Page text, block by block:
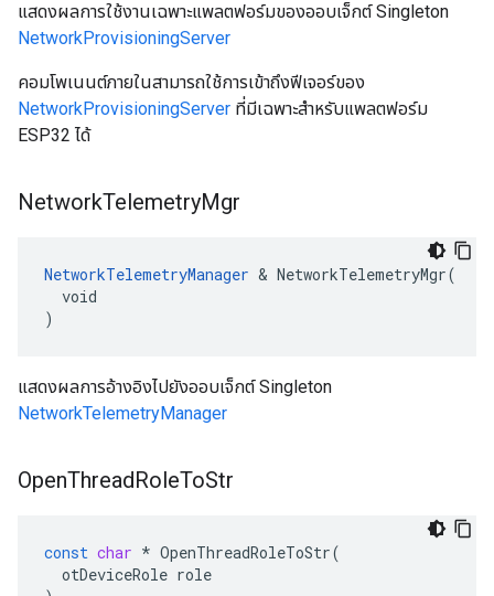
แสดงผลการใช้งานเฉพาะแพลตฟอร์มของออบเจ็กต์ Singleton
NetworkProvisioningServer
คอมโพเนนต์ภายในสามารถใช้การเข้าถึงฟีเจอร์ของ
NetworkProvisioningServer ที่มีเฉพาะสําหรับแพลตฟอร์ม
ESP32 ได้
NetworkTelemetryMgr
NetworkTelemetryManager & NetworkTelemetryMgr(
  void
)
แสดงผลการอ้างอิงไปยังออบเจ็กต์ Singleton
NetworkTelemetryManager
OpenThreadRoleToStr
const char * OpenThreadRoleToStr(
otDeviceRole role